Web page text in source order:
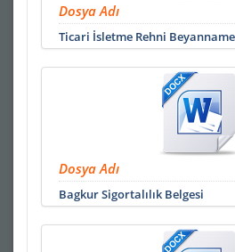
Dosya Adı
Ticari İsletme Rehni
Dosya Adı
Bagkur Sigortalılık Belgesi